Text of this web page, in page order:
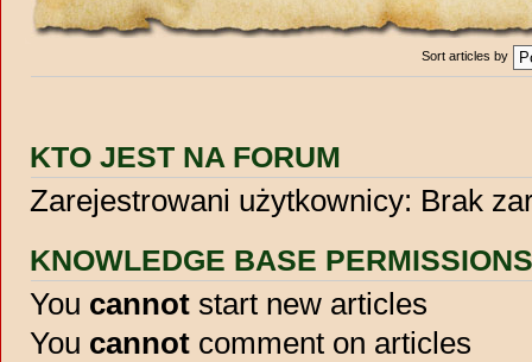
Sort articles by
KTO JEST NA FORUM
Zarejestrowani użytkownicy: Brak
KNOWLEDGE BASE
You cannot start new articles
You cannot comment on articles